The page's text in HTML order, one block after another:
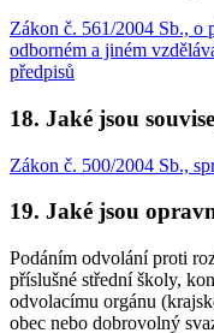
Zákon č. 561/2004 Sb., o
odborném a jiném
předpisů
18. Jaké jsou
Zákon č. 500/2004 Sb.,
19. Jaké jsou
Podáním odvolání proti
příslušné střední školy,
odvolacímu orgánu
obec nebo dobrovolný